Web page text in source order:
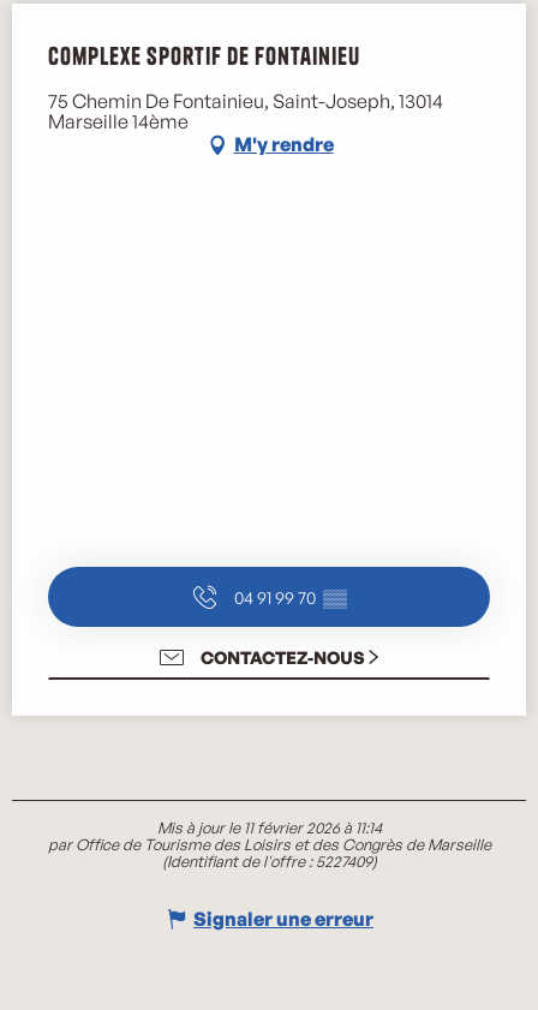
Complexe Sportif de Fontainieu
75 Chemin De Fontainieu, Saint-Joseph, 13014
Marseille 14ème
M'y rendre
04 91 99 70 ▒▒
CONTACTEZ-NOUS
Mis à jour le 11 février 2026 à 11:14
par Office de Tourisme des Loisirs et des Congrès de Marseille
(Identifiant de l'offre :5227409)
Signaler une erreur